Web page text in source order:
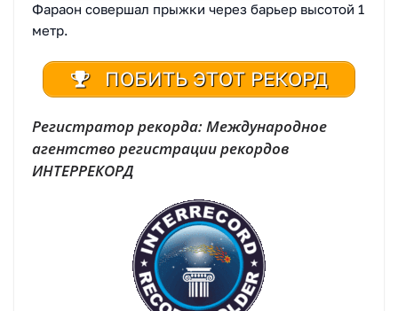
Фараон совершал прыжки через барьер высотой 1
метр.
ПОБИТЬ ЭТОТ РЕКОРД
Регистратор рекорда: Международное
агентство регистрации рекордов
ИНТЕРРЕКОРД